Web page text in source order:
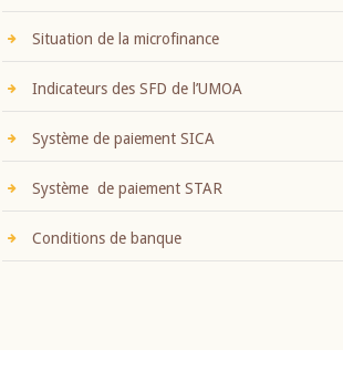
Situation de la microfinance
Indicateurs des SFD de l’UMOA
Système de paiement SICA
Système de paiement STAR
Conditions de banque